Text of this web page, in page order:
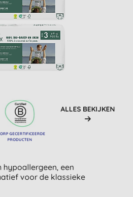
GECERTIFICEERDE
PRODUCTEN
ALLES BEKIJKEN
een
voor de klassieke